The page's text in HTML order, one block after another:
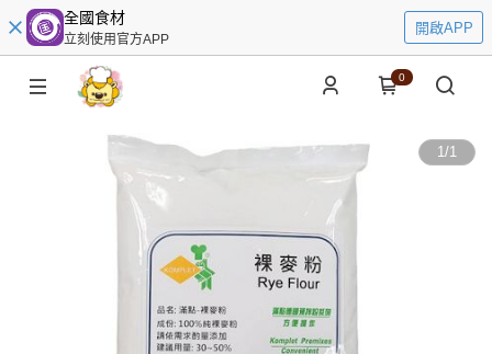
全國食材
立刻使用官方APP
開啟APP
0
1/1